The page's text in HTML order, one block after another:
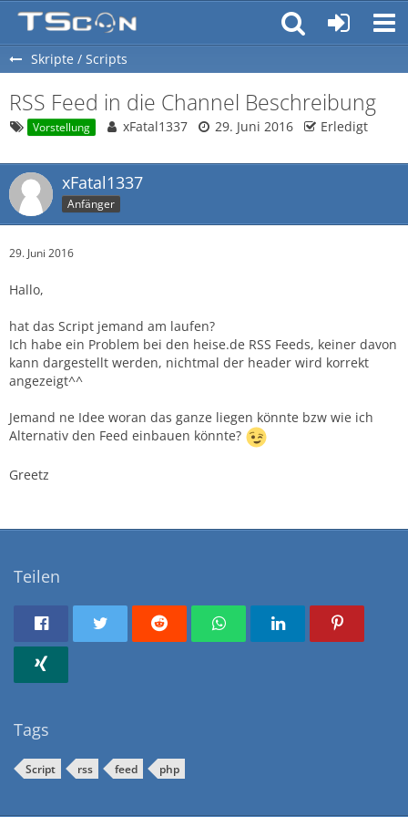
Skripte / Scripts
RSS Feed in die Channel Beschreibung
Vorstellung xFatal1337 29. Juni 2016 Erledigt
xFatal1337
Anfänger
29. Juni 2016
Hallo,
hat das Script jemand am laufen?
Ich habe ein Problem bei den heise.de RSS Feeds, keiner davon
kann dargestellt werden, nichtmal der header wird korrekt
angezeigt^^
Jemand ne Idee woran das ganze liegen könnte bzw wie ich
Alternativ den Feed einbauen könnte?
Greetz
Teilen
Tags
Script rss feed php